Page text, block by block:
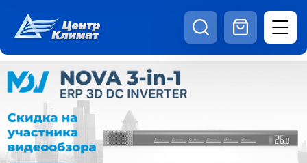
Каталог
Статьи
Наши работы Отзывы
8:00 - 20:00 Шоурум